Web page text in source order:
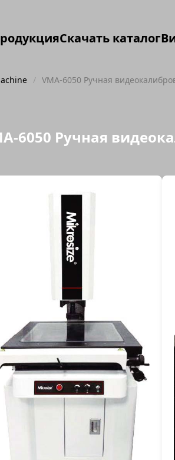
Скачать каталог
/ VMA-6050 Ручная
6050 Ручная